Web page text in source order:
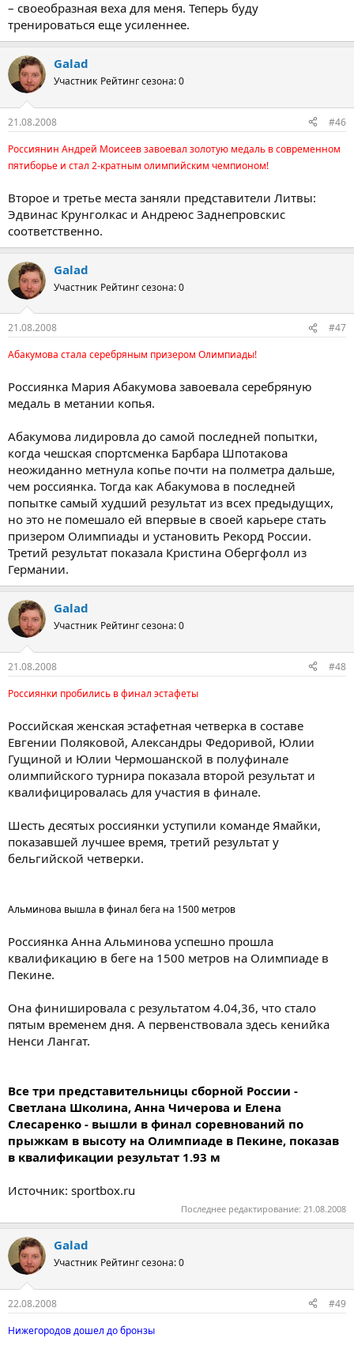
– своеобразная веха для меня. Теперь буду
тренироваться еще усиленнее.
Galad
Участник Рейтинг сезона: 0
21.08.2008
#46
Россиянин Андрей Моисеев завоевал золотую медаль в современном
пятиборье и стал 2-кратным олимпийским чемпионом!
Второе и третье места заняли представители Литвы:
Эдвинас Крунголкас и Андреюс Заднепровскис
соответственно.
Galad
Участник Рейтинг сезона: 0
21.08.2008
#47
Абакумова стала серебряным призером Олимпиады!
Россиянка Мария Абакумова завоевала серебряную
медаль в метании копья.
Абакумова лидировла до самой последней попытки,
когда чешская спортсменка Барбара Шпотакова
неожиданно метнула копье почти на полметра дальше,
чем россиянка. Тогда как Абакумова в последней
попытке самый худший результат из всех предыдущих,
но это не помешало ей впервые в своей карьере стать
призером Олимпиады и установить Рекорд России.
Третий результат показала Кристина Обергфолл из
Германии.
Galad
Участник Рейтинг сезона: 0
21.08.2008
#48
Россиянки пробились в финал эстафеты
Российская женская эстафетная четверка в составе
Евгении Поляковой, Александры Федоривой, Юлии
Гущиной и Юлии Чермошанской в полуфинале
олимпийского турнира показала второй результат и
квалифицировалась для участия в финале.
Шесть десятых россиянки уступили команде Ямайки,
показавшей лучшее время, третий результат у
бельгийской четверки.
Альминова вышла в финал бега на 1500 метров
Россиянка Анна Альминова успешно прошла
квалификацию в беге на 1500 метров на Олимпиаде в
Пекине.
Она финишировала с результатом 4.04,36, что стало
пятым временем дня. А первенствовала здесь кенийка
Ненси Лангат.
Все три представительницы сборной России -
Светлана Школина, Анна Чичерова и Елена
Слесаренко - вышли в финал соревнований по
прыжкам в высоту на Олимпиаде в Пекине, показав
в квалификации результат 1.93 м
Источник: sportbox.ru
Последнее редактирование: 21.08.2008
Galad
Участник Рейтинг сезона: 0
22.08.2008
#49
Нижегородов дошел до бронзы